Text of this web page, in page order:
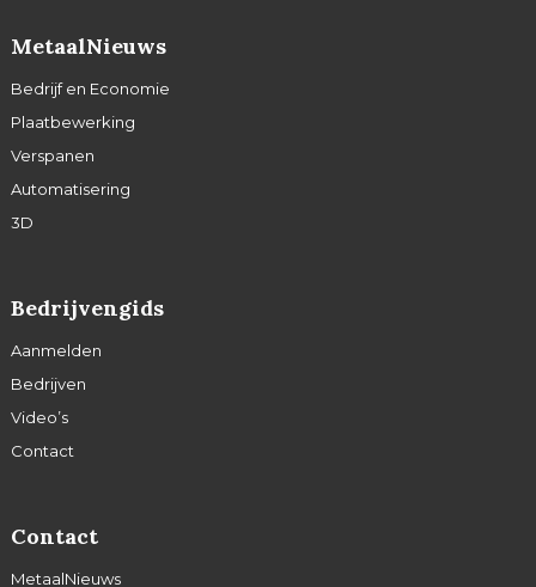
MetaalNieuws
Bedrijf en Economie
Plaatbewerking
Verspanen
Automatisering
3D
Bedrijvengids
Aanmelden
Bedrijven
Video’s
Contact
Contact
MetaalNieuws